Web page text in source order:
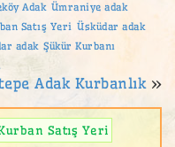
Adak Ümraniye adak
Satış Yeri Üsküdar adak
adak Şükür Kurbanı
Adak Kurbanlık »
Satış Yeri